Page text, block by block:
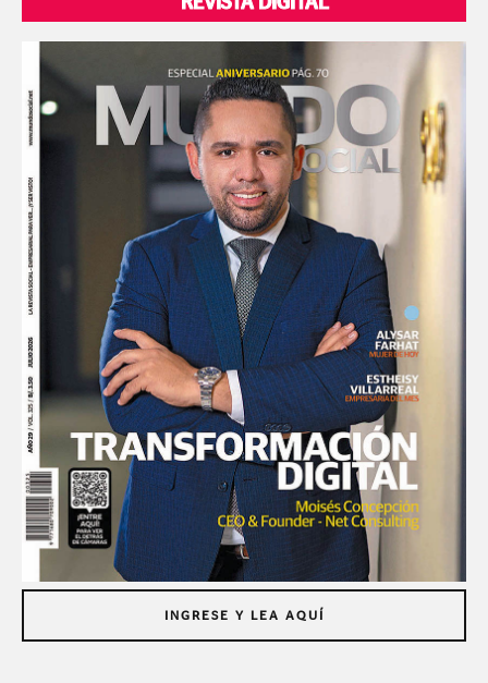
INGRESE Y LEA AQUÍ